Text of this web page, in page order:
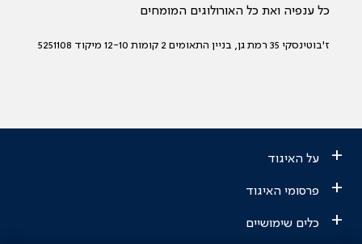
כל ענפיה ואת כל האורולוגים המומחים
ז'בוטינסקי 35 רמת גן, בניין התאומים 2 קומות 12-10 מיקוד 5251108
+ על האיגוד
+ פרסומי האיגוד
+ כלים שימושיים